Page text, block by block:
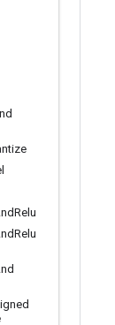
Relu
Relu